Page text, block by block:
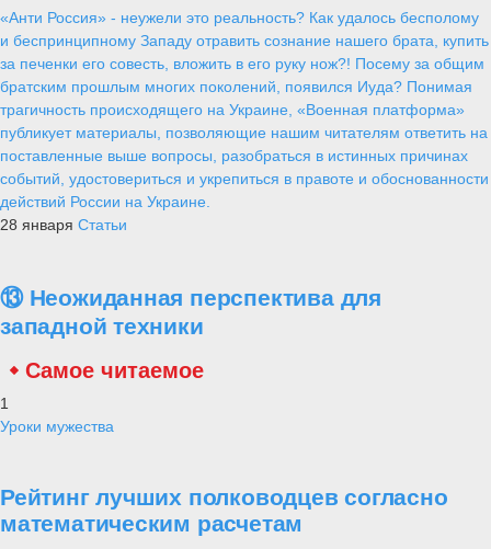
«Анти Россия» - неужели это реальность? Как удалось бесполому
и беспринципному Западу отравить сознание нашего брата, купить
за печенки его совесть, вложить в его руку нож?! Посему за общим
братским прошлым многих поколений, появился Иуда? Понимая
трагичность происходящего на Украине, «Военная платформа»
публикует материалы, позволяющие нашим читателям ответить на
поставленные выше вопросы, разобраться в истинных причинах
событий, удостовериться и укрепиться в правоте и обоснованности
действий России на Украине.
28 января Статьи
⑬ Неожиданная перспектива для
западной техники
Самое читаемое
1
Уроки мужества
Рейтинг лучших полководцев согласно
математическим расчетам